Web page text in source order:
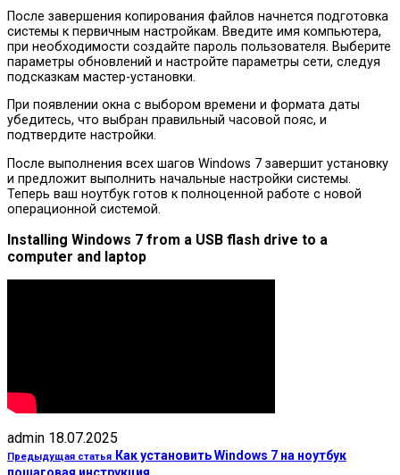
После завершения копирования файлов начнется подготовка
системы к первичным настройкам. Введите имя компьютера,
при необходимости создайте пароль пользователя. Выберите
параметры обновлений и настройте параметры сети, следуя
подсказкам мастер-установки.
При появлении окна с выбором времени и формата даты
убедитесь, что выбран правильный часовой пояс, и
подтвердите настройки.
После выполнения всех шагов Windows 7 завершит установку
и предложит выполнить начальные настройки системы.
Теперь ваш ноутбук готов к полноценной работе с новой
операционной системой.
Installing Windows 7 from a USB flash drive to a
computer and laptop
admin 18.07.2025
Предыдущая статья Как установить Windows 7 на ноутбук